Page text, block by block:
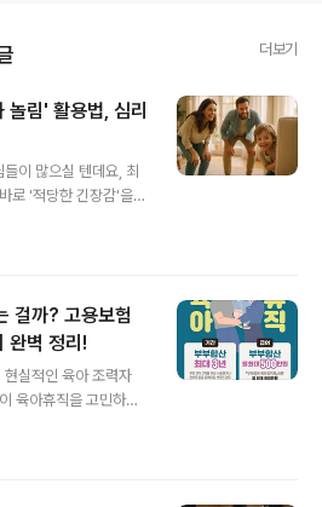
더보기
놀림' 활용법, 심리
이 많으실 텐데요, 최
로 '적당한 긴장감'을
게 긴장감을 주고, 불
살펴보겠습니다.이런
레스 대처 능력 향상
복 경험하면서 스트레
갑니다. 이를 통해 실
문제를 해결하는 능
절 능력 강화 놀림을 받
걸까? 고용보험
완벽 정리!
현실적인 육아 조력자
육아휴직을 고민하시
시더라고요. 그래서 오